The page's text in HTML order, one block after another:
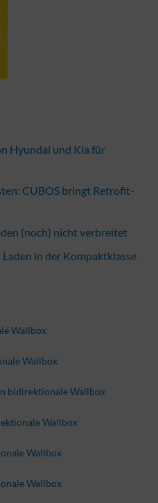
Hyundai und Kia für
CUBOS bringt Retrofit-
(noch) nicht verbreitet
in der Kompaktklasse
Wallbox
Wallbox
bidirektionale Wallbox
Wallbox
Wallbox
Wallbox